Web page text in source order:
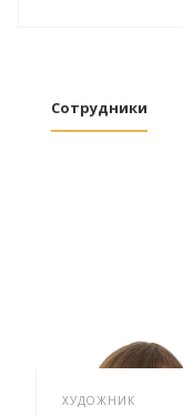
Сотрудники
ХУДОЖНИК